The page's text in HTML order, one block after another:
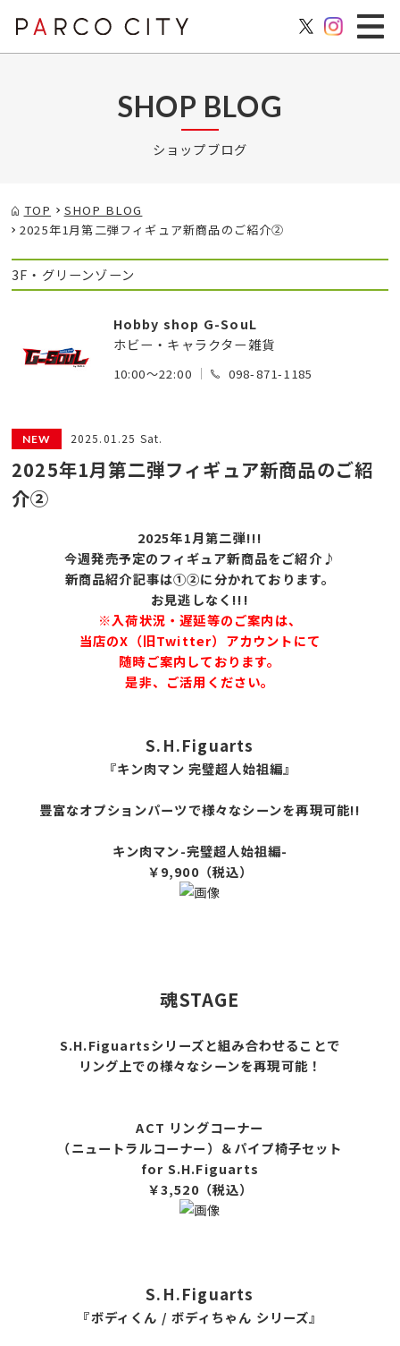
SHOP BLOG
ショップブログ
TOP
SHOP BLOG
2025年1月第二弾フィギュア新商品のご紹介②
3F・グリーンゾーン
Hobby shop G-SouL
ホビー・キャラクター雑貨
10:00～22:00 098-871-1185
2025.01.25 Sat.
2025年1月第二弾フィギュア新商品のご紹
介②
2025年1月第二弾!!!
今週発売予定のフィギュア新商品をご紹介♪
新商品紹介記事は①②に分かれております。
お見逃しなく!!!
※入荷状況・遅延等のご案内は、
当店のX（旧Twitter）アカウントにて
随時ご案内しております。
是非、ご活用ください。
S.H.Figuarts
『キン肉マン 完璧超人始祖編』
豊富なオプションパーツで様々なシーンを再現可能!!
キン肉マン-完璧超人始祖編-
￥9,900（税込）
魂STAGE
S.H.Figuartsシリーズと組み合わせることで
リング上での様々なシーンを再現可能！
ACT リングコーナー
（ニュートラルコーナー）＆パイプ椅子セット
for S.H.Figuarts
￥3,520（税込）
S.H.Figuarts
『ボディくん / ボディちゃん シリーズ』